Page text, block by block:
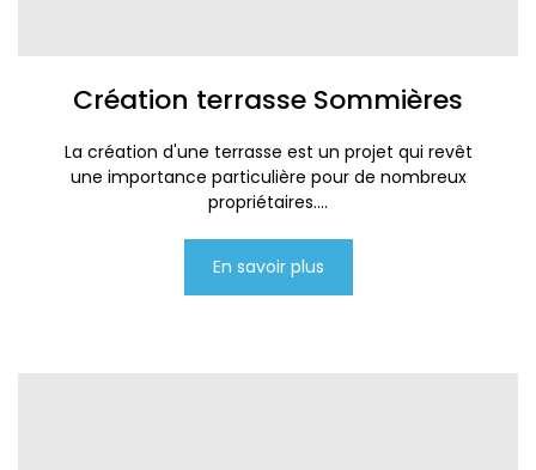
Création terrasse Sommières
La création d'une terrasse est un projet qui revêt
une importance particulière pour de nombreux
propriétaires....
En savoir plus